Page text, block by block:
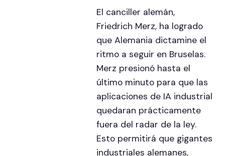
El canciller alemán,
Friedrich Merz, ha logrado
que Alemania dictamine el
ritmo a seguir en Bruselas.
Merz presionó hasta el
último minuto para que las
aplicaciones de IA industrial
quedaran prácticamente
fuera del radar de la ley.
Esto permitirá que gigantes
industriales alemanes,